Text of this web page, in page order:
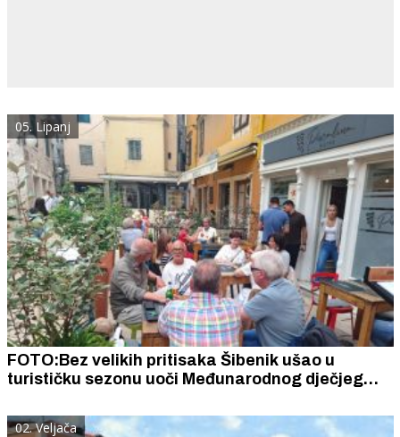
05. Lipanj
FOTO:Bez velikih pritisaka Šibenik ušao u
turističku sezonu uoči Međunarodnog dječjeg
02. Veljača